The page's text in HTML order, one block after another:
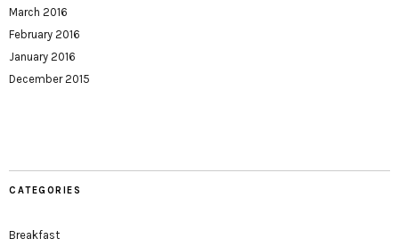
March 2016
February 2016
January 2016
December 2015
CATEGORIES
Breakfast